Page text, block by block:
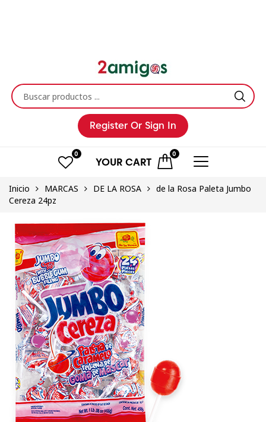
Register Or Sign In
0 0
YOUR CART
Inicio MARCAS DE LA ROSA
de la Rosa Paleta Jumbo
Cereza 24pz